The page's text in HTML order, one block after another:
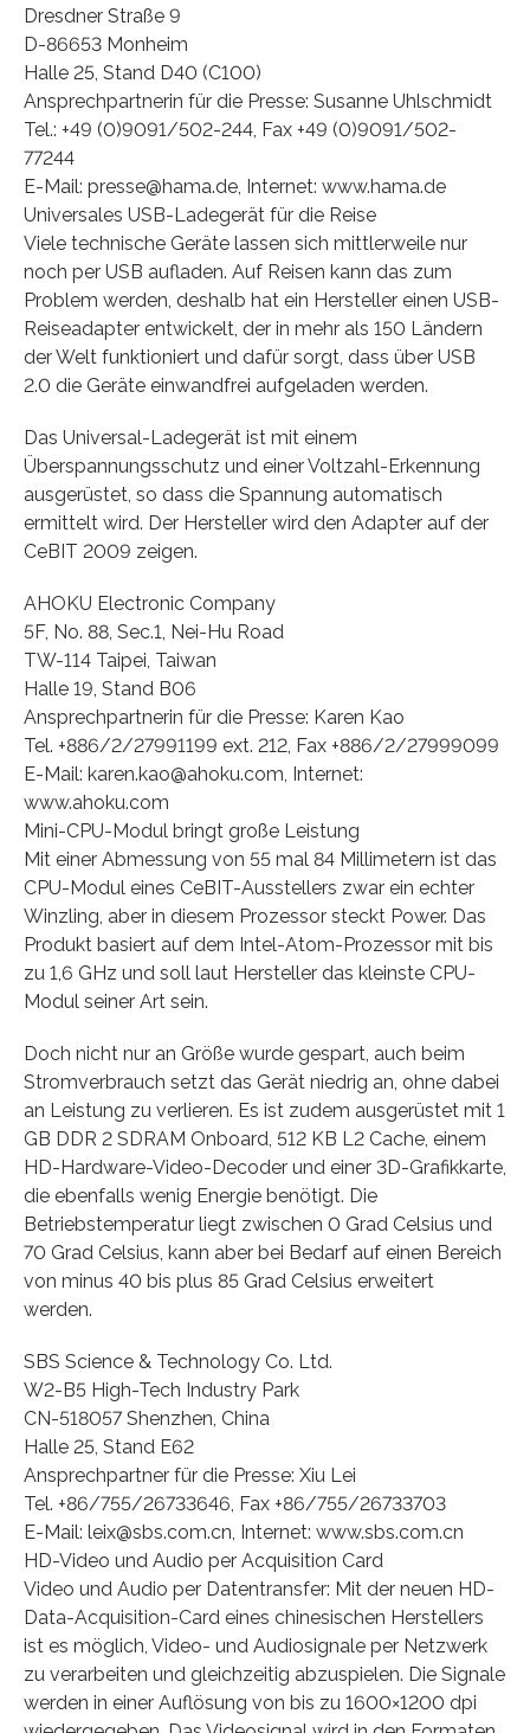
Dresdner Straße 9
D-86653 Monheim
Halle 25, Stand D40 (C100)
Ansprechpartnerin für die Presse: Susanne Uhlschmidt
Tel.: +49 (0)9091/502-244, Fax +49 (0)9091/502-
77244
E-Mail: presse@hama.de, Internet: www.hama.de
Universales USB-Ladegerät für die Reise
Viele technische Geräte lassen sich mittlerweile nur
noch per USB aufladen. Auf Reisen kann das zum
Problem werden, deshalb hat ein Hersteller einen USB-
Reiseadapter entwickelt, der in mehr als 150 Ländern
der Welt funktioniert und dafür sorgt, dass über USB
2.0 die Geräte einwandfrei aufgeladen werden.
Das Universal-Ladegerät ist mit einem
Überspannungsschutz und einer Voltzahl-Erkennung
ausgerüstet, so dass die Spannung automatisch
ermittelt wird. Der Hersteller wird den Adapter auf der
CeBIT 2009 zeigen.
AHOKU Electronic Company
5F, No. 88, Sec.1, Nei-Hu Road
TW-114 Taipei, Taiwan
Halle 19, Stand B06
Ansprechpartnerin für die Presse: Karen Kao
Tel. +886/2/27991199 ext. 212, Fax +886/2/27999099
E-Mail: karen.kao@ahoku.com, Internet:
www.ahoku.com
Mini-CPU-Modul bringt große Leistung
Mit einer Abmessung von 55 mal 84 Millimetern ist das
CPU-Modul eines CeBIT-Ausstellers zwar ein echter
Winzling, aber in diesem Prozessor steckt Power. Das
Produkt basiert auf dem Intel-Atom-Prozessor mit bis
zu 1,6 GHz und soll laut Hersteller das kleinste CPU-
Modul seiner Art sein.
Doch nicht nur an Größe wurde gespart, auch beim
Stromverbrauch setzt das Gerät niedrig an, ohne dabei
an Leistung zu verlieren. Es ist zudem ausgerüstet mit 1
GB DDR 2 SDRAM Onboard, 512 KB L2 Cache, einem
HD-Hardware-Video-Decoder und einer 3D-Grafikkarte,
die ebenfalls wenig Energie benötigt. Die
Betriebstemperatur liegt zwischen 0 Grad Celsius und
70 Grad Celsius, kann aber bei Bedarf auf einen Bereich
von minus 40 bis plus 85 Grad Celsius erweitert
werden.
SBS Science & Technology Co. Ltd.
W2-B5 High-Tech Industry Park
CN-518057 Shenzhen, China
Halle 25, Stand E62
Ansprechpartner für die Presse: Xiu Lei
Tel. +86/755/26733646, Fax +86/755/26733703
E-Mail: leix@sbs.com.cn, Internet: www.sbs.com.cn
HD-Video und Audio per Acquisition Card
Video und Audio per Datentransfer: Mit der neuen HD-
Data-Acquisition-Card eines chinesischen Herstellers
ist es möglich, Video- und Audiosignale per Netzwerk
zu verarbeiten und gleichzeitig abzuspielen. Die Signale
werden in einer Auflösung von bis zu 1600×1200 dpi